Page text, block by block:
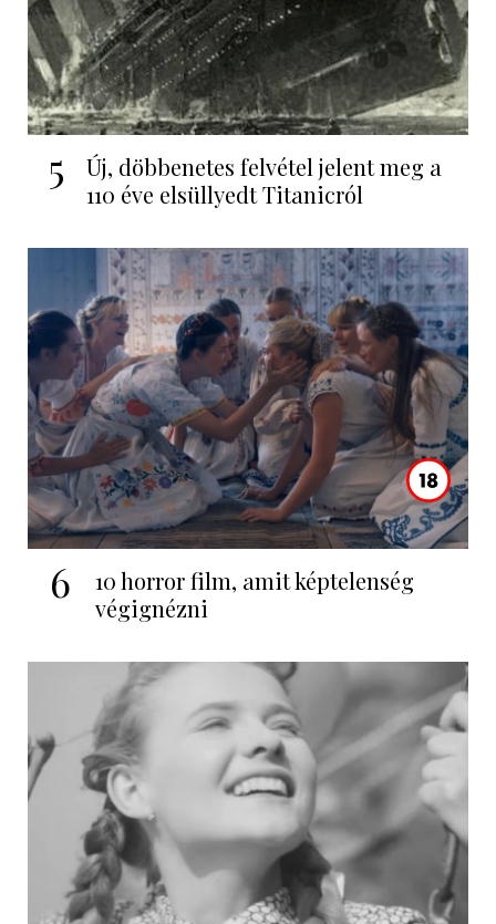
5
Új, döbbenetes felvétel jelent meg a
110 éve elsüllyedt Titanicról
6
10 horror film, amit képtelenség
végignézni